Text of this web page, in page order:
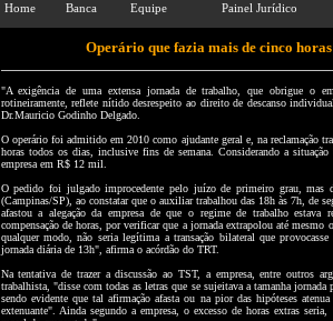
Home Banca Equipe Painel Jurídico
Operário que fazia mais de cinco
"A exigência de uma extensa jornada de trabalho, que obrigue o
rotineiramente, reflete nítido desrespeito ao direito de descanso
Dr.Mauricio Godinho Delgado.
O operário foi admitido em 2010 como ajudante geral e, na reclamação
horas todos os dias, inclusive fins de semana. Considerando a
empresa em R$ 12 mil.
O pedido foi julgado improcedente pelo juízo de primeiro grau, mas
(Campinas/SP), ao constatar que o auxiliar trabalhou das 18h às 7h, de
afastou a alegação da empresa de que o regime de trabalho estava
compensação de horas, por verificar que a jornada extrapolou até
qualquer modo, não seria legítima a transação bilateral que
jornada diária de 13h", afirma o acórdão do TRT.
Na tentativa de trazer a discussão ao TST, a empresa, entre outros
trabalhista, "disse com todas as letras que se sujeitava a tamanha
sendo evidente que tal afirmação afasta ou na pior das hipóteses
extenuante". Ainda segundo a empresa, o excesso de horas extras